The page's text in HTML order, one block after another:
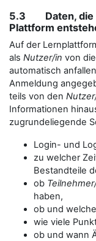
5.3 Daten, die
Plattform
Auf der
als Nutzer/in von
automatisch
Anmeldung
teils von den
Informationen
zugrundeliegende
Login- und
zu welcher
Bestandteile
ob
haben,
ob und
wie viele
ob und wann